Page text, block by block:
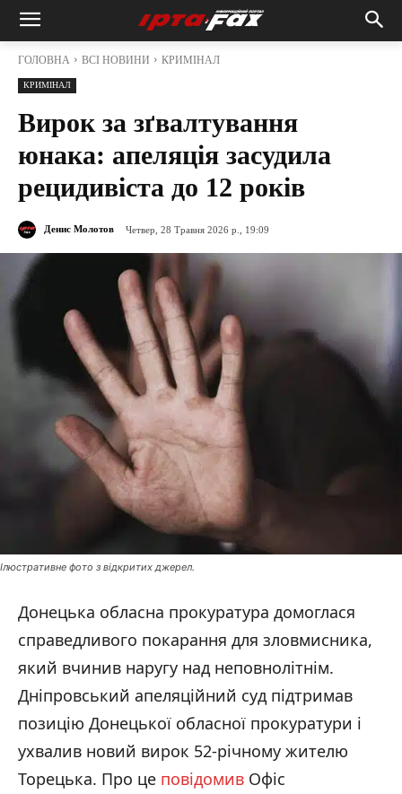
ГОЛОВНА ВСІ НОВИНИ КРИМІНАЛ
КРИМІНАЛ
Вирок за зґвалтування
юнака: апеляція засудила
рецидивіста до 12 років
Денис Молотов Четвер, 28 Травня 2026 р., 19:09
Ілюстративне фото з відкритих джерел.
Донецька обласна прокуратура домоглася
справедливого покарання для зловмисника,
який вчинив наругу над неповнолітнім.
Дніпровський апеляційний суд підтримав
позицію Донецької обласної прокуратури і
ухвалив новий вирок 52-річному жителю
Торецька. Про це повідомив Офіс